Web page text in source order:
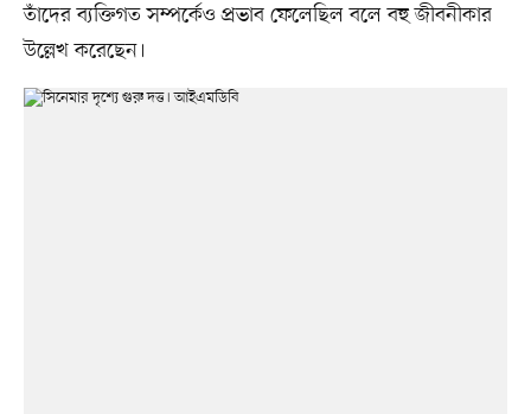
তাঁদের ব্যক্তিগত সম্পর্কেও প্রভাব ফেলেছিল বলে বহু জীবনীকার
উল্লেখ করেছেন।